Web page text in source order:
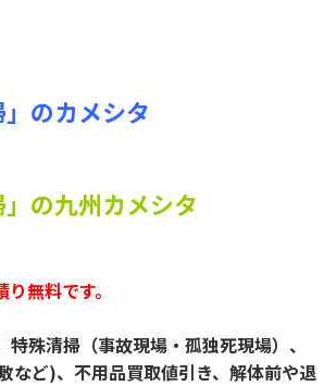
のカメシタ
の九州カメシタ
無料です。
殊清掃（事故現場・孤独死現場）、
など)、不用品買取値引き、解体前や退